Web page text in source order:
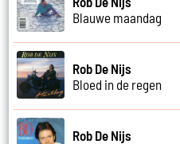
Blauwe maandag
Rob De Nijs
Bloed in de regen
Rob De Nijs